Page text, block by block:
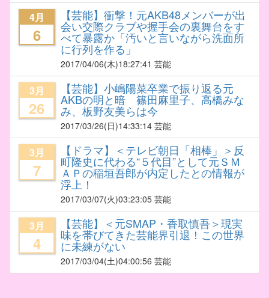
4月
6
【芸能】衝撃！元AKB48メンバーが出
会い交際クラブや握手会の裏舞台をす
べて暴露か「汚いと言いながら洗面所
に行列を作る」
2017/04/06(木)18:27:41 芸能
3月
26
【芸能】小嶋陽菜卒業で振り返る元
AKBの明と暗 篠田麻里子、高橋みな
み、板野友美らは今
2017/03/26(日)14:33:14 芸能
3月
7
【ドラマ】＜テレビ朝日「相棒」＞反
町隆史に代わる“５代目”として元ＳＭ
ＡＰの稲垣吾郎が内定したとの情報が
浮上！
2017/03/07(火)03:23:05 芸能
3月
4
【芸能】＜元SMAP・香取慎吾＞現実
味を帯びてきた芸能界引退！この世界
に未練がない
2017/03/04(土)04:00:56 芸能